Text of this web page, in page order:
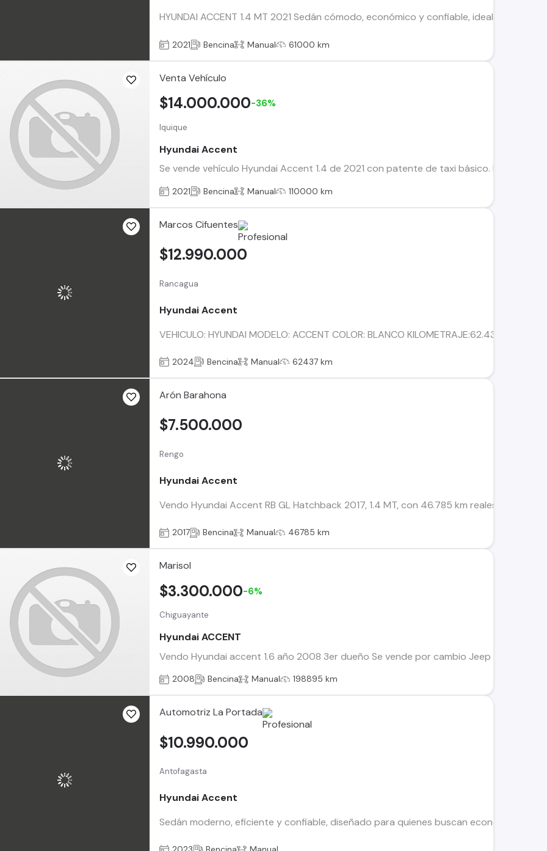
HYUNDAI ACCENT 1.4 MT 2021 Sedán cómodo, económico y confiable, ideal para
2021 Bencina Manual 61000 km
Venta Vehículo
Iquique
Hyundai Accent
Se vende vehículo Hyundai Accent 1.4 de 2021 con patente de taxi básico. En
$14.000.000-36%
2021 Bencina Manual 110000 km
Marcos Cifuentes
Rancagua
Hyundai Accent
VEHICULO: HYUNDAI MODELO: ACCENT COLOR: BLANCO KILOMETRAJE:62.437
$12.990.000
2024 Bencina Manual 62437 km
Arón Barahona
Rengo
Hyundai Accent
Vendo Hyundai Accent RB GL Hatchback 2017, 1.4 MT, con 46.785 km reales. Venta
$7.500.000
2017 Bencina Manual 46785 km
Marisol
Chiguayante
Hyundai ACCENT
Vendo Hyundai accent 1.6 año 2008 3er dueño Se vende por cambio Jeep para uso
$3.300.000-6%
2008 Bencina Manual 198895 km
Automotriz La Portada
Antofagasta
Hyundai Accent
Sedán moderno, eficiente y confiable, diseñado para quienes buscan economía,
$10.990.000